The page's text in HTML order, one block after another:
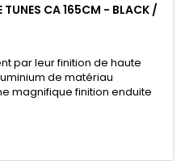
TUNES CA 165CM - BLACK /
par leur finition de haute
de matériau
magnifique finition enduite